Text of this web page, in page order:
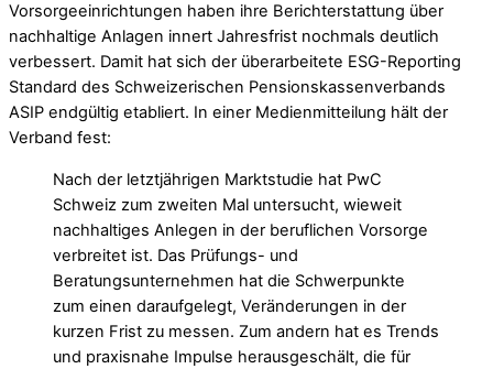
Vorsorgeeinrichtungen haben ihre Berichterstattung über
nachhaltige Anlagen innert Jahresfrist nochmals deutlich
verbessert. Damit hat sich der überarbeitete ESG-Reporting
Standard des Schweizerischen Pensionskassenverbands
ASIP endgültig etabliert. In einer Medienmitteilung hält der
Verband fest:
Nach der letztjährigen Marktstudie hat PwC
Schweiz zum zweiten Mal untersucht, wieweit
nachhaltiges Anlegen in der beruflichen Vorsorge
verbreitet ist. Das Prüfungs- und
Beratungsunternehmen hat die Schwerpunkte
zum einen daraufgelegt, Veränderungen in der
kurzen Frist zu messen. Zum andern hat es Trends
und praxisnahe Impulse herausgeschält, die für